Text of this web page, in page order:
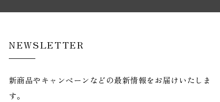
NEWSLETTER
新商品やキャンペーンなどの最新情報をお届けいたしま
す。